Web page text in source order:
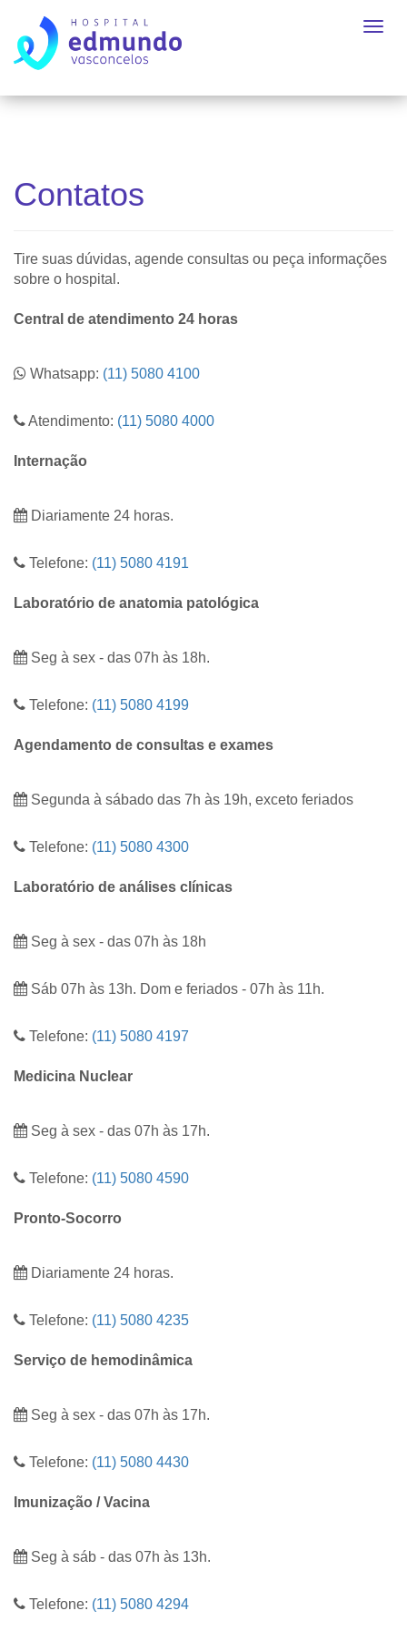
Contatos
Tire suas dúvidas, agende consultas ou peça informações
sobre o hospital.
Central de atendimento 24 horas
Whatsapp: (11) 5080 4100
Atendimento: (11) 5080 4000
Internação
Diariamente 24 horas.
Telefone: (11) 5080 4191
Laboratório de anatomia patológica
Seg à sex - das 07h às 18h.
Telefone: (11) 5080 4199
Agendamento de consultas e exames
Segunda à sábado das 7h às 19h, exceto feriados
Telefone: (11) 5080 4300
Laboratório de análises clínicas
Seg à sex - das 07h às 18h
Sáb 07h às 13h. Dom e feriados - 07h às 11h.
Telefone: (11) 5080 4197
Medicina Nuclear
Seg à sex - das 07h às 17h.
Telefone: (11) 5080 4590
Pronto-Socorro
Diariamente 24 horas.
Telefone: (11) 5080 4235
Serviço de hemodinâmica
Seg à sex - das 07h às 17h.
Telefone: (11) 5080 4430
Imunização / Vacina
Seg à sáb - das 07h às 13h.
Telefone: (11) 5080 4294